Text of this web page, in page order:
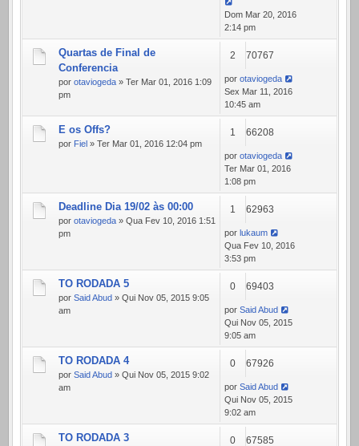
Dom Mar 20, 2016
2:14 pm
Quartas de Final de
Conferencia
por otaviogeda » Ter Mar 01, 2016 1:09
pm
2 70767
por otaviogeda
Sex Mar 11, 2016
10:45 am
E os Offs?
por Fiel » Ter Mar 01, 2016 12:04 pm
1 66208
por otaviogeda
Ter Mar 01, 2016
1:08 pm
Deadline Dia 19/02 às 00:00
por otaviogeda » Qua Fev 10, 2016 1:51
pm
1 62963
por lukaum
Qua Fev 10, 2016
3:53 pm
TO RODADA 5
por Said Abud » Qui Nov 05, 2015 9:05
am
0 69403
por Said Abud
Qui Nov 05, 2015
9:05 am
TO RODADA 4
por Said Abud » Qui Nov 05, 2015 9:02
am
0 67926
por Said Abud
Qui Nov 05, 2015
9:02 am
TO RODADA 3 0 67585